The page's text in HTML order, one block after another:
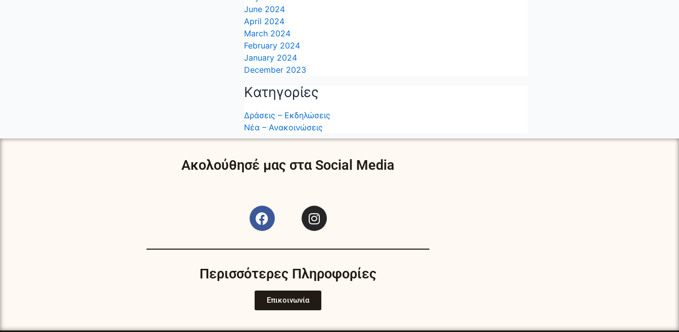
June 2024
April 2024
March 2024
February 2024
January 2024
December 2023
Kατηγορίες
Δράσεις – Εκδηλώσεις
Νέα – Ανακοινώσεις
Ακολούθησέ μας στα Social Media
F
a
e
o
o
k
I
n
t
g
r
m
Περισσότερες Πληροφορίες
Επικοινωνία